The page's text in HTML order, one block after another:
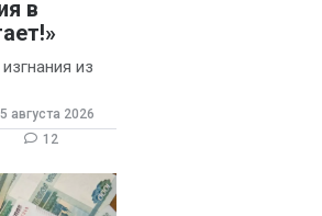
в
из
августа 2026
12